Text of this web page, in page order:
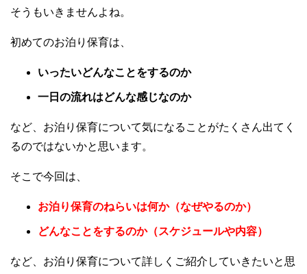
そうもいきませんよね。
初めてのお泊り保育は、
いったいどんなことをするのか
一日の流れはどんな感じなのか
など、お泊り保育について気になることがたくさん出てく
るのではないかと思います。
そこで今回は、
お泊り保育のねらいは何か（なぜやるのか）
どんなことをするのか（スケジュールや内容）
など、お泊り保育について詳しくご紹介していきたいと思